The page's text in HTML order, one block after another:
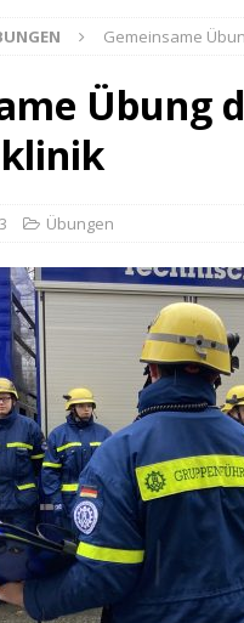
Gemeinsame
Übung
Übungen